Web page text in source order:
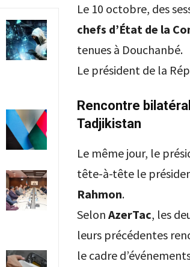
Le 10 octobre, des
chefs d’État de la
tenues à Douchanbé.
Le président de la
Rencontre
Tadjikistan
Le même jour, le
tête-à-tête le
Rahmon.
Selon AzerTac, les
leurs précédentes
le cadre